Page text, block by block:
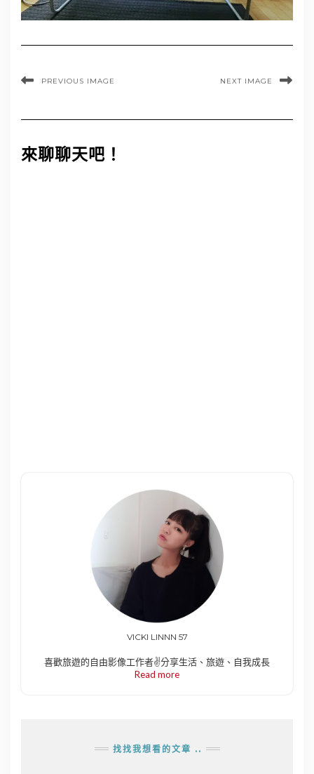
PREVIOUS IMAGE NEXT IMAGE
來聊聊天吧！
VICKI LINNN 57
喜歡旅遊的自由影像工作者✌️分享生活、旅遊、自我成長
Read more
找找我想看的文章 ..